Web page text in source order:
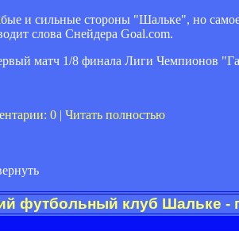
и сильные стороны "Шальке", но
слова Снейдера Goal.com.
матч 1/8 финала Лиги Чемпионов
0 | Читать полностью
футбольный клуб Шальке -